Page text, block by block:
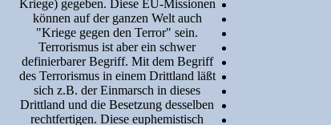
Kriege) gegeben. Diese EU-Missionen
können auf der ganzen Welt auch
"Kriege gegen den Terror" sein.
Terrorismus ist aber ein schwer
definierbarer Begriff. Mit dem Begriff
des Terrorismus in einem Drittland läßt
sich z.B. der Einmarsch in dieses
Drittland und die Besetzung desselben
rechtfertigen. Diese euphemistisch